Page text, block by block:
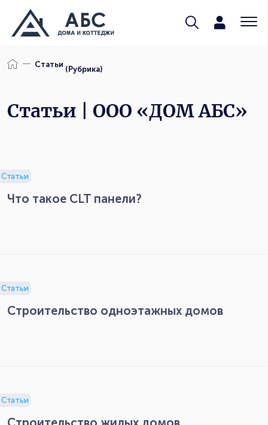
Статьи (Рубрика)
Статьи | ООО «ДОМ АБС»
Статьи
Что такое CLT панели?
Статьи
Строительство одноэтажных домов
Статьи